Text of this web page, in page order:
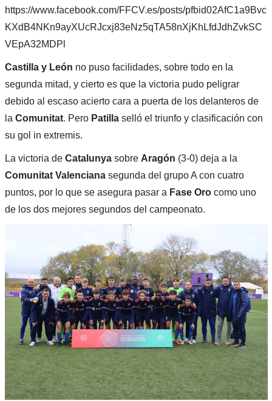
https://www.facebook.com/FFCV.es/posts/pfbid02AfC1a9Bvc
KXdB4NKn9ayXUcRJcxj83eNz5qTA58nXjKhLfdJdhZvkSC
VEpA32MDPl
Castilla y León no puso facilidades, sobre todo en la
segunda mitad, y cierto es que la victoria pudo peligrar
debido al escaso acierto cara a puerta de los delanteros de
la Comunitat. Pero Patillaselló el triunfo y clasificación con
su gol in extremis.
La victoria de Catalunyasobre Aragón (3-0) deja a la
Comunitat Valenciana segunda del grupo A con cuatro
puntos, por lo que se asegura pasar a Fase Orocomo uno
de los dos mejores segundos del campeonato.